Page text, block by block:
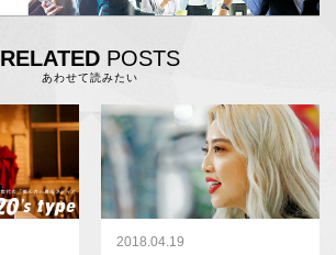
RELATED POSTS
あわせて読みたい
2018.04.19